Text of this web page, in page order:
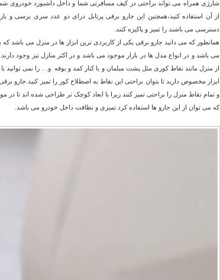
شارژی همراه می تواند براحتی در کیف مسافرتی شما و داخل داشبورد خودروی شما
از آن استفاده کنید،همچنین این جارو برقی پرتابل درای دو عدد سری برسی و
دسترسی می باشند را تمیز و پاکیزه کنند.
همانطور که می دانید جارو برقی یکی از کاربردی ترین ابزار ها در منزل می باشد
می باشد و در انواع مدل ها در بازار موجود می باشد و در اکثر منازل نیز وجود
از منزل مانند نقاط کوری مثل پشت مبلمان و یا کنار کمد و بوفه و… را نمی توانید با
ابزار مخصوص دارید تا بتوان براحتی این نقاط به اصطلاح کور را تمیز کنید.جارو
و تمام نقاط منزل را براحتی تمیز کنند زیرا با ابعاد کوچک تر طراحی شده اند تا در
که می توان از این جارو ها استفاده کرد تمیزی و نظافت داخل خودرو می باشد.